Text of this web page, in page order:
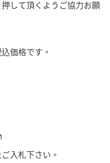
して頂くようご協力お願
価格です。
札下さい。